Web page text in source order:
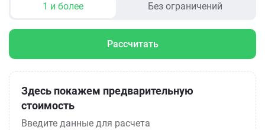
1 и более Без ограничений
Рассчитать
Здесь покажем предварительную
стоимость
Введите данные для расчета